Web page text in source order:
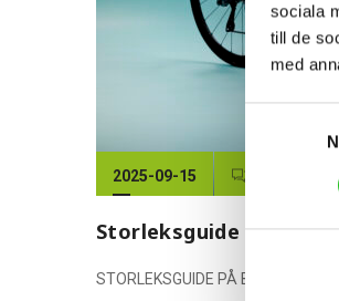
sociala
till de
med
2025-09-15
Storleksguide till
STORLEKSGUIDE PÅ BIANCHI